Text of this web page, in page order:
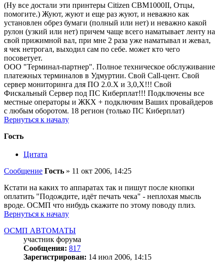
(Ну все достали эти принтеры Citizen CBM1000II, Отцы,
помогите.) Жуют, жуют и еще раз жуют, и неважно как
установлен обрез бумаги (полный или нет) и неважно какой
рулон (узкий или нет) причем чаще всего наматывает ленту на
свой прижимной вал, при мне 2 раза уже наматывал и жевал,
я чек нетрогал, выходил сам по себе. может кто чего
посоветует.
ООО "Терминал-партнер". Полное техническое обслуживание
платежных терминалов в Удмуртии. Свой Call-цент. Свой
сервер мониторинга для ПО 2.0.Х и 3,0,Х!!! Свой
Фискальный Сервер под ПС Киберплат!!! Подключены все
местные операторы и ЖКХ + подключим Ваших провайдеров
с любым оборотом. 18 регион (только ПС Киберплат)
Вернуться к началу
Гость
Цитата
Сообщение Гость » 11 окт 2006, 14:25
Кстати на каких то аппаратах так и пишут после кнопки
оплатить "Подождите, идёт печать чека" - неплохая мысль
вроде. ОСМП что нибудь скажите по этому поводу плиз.
Вернуться к началу
ОСМП АВТОМАТЫ
участник форума
Сообщения: 817
Зарегистрирован: 14 июл 2006, 14:15